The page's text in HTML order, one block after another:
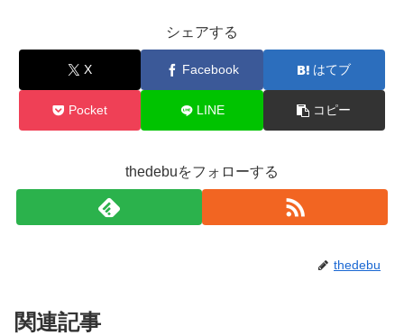
シェアする
X Facebook はてブ
Pocket LINE コピー
thedebuをフォローする
thedebu
関連記事